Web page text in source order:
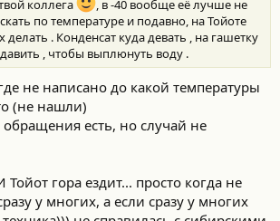
коллега
, в -40 вообще её лучше не
по температуре и подавно, на Тойоте
делать . Конденсат куда девать , на гашетку
, чтобы выплюнуть воду .
не написано до какой температуры
(не нашли)
обращения есть, но случай не
Тойот гора ездит... просто когда не
у многих, а если сразу у многих